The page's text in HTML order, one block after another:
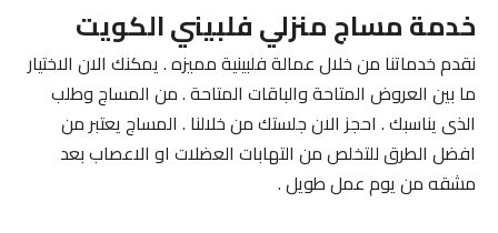
خدمة مساج منزلي فلبيني الكويت
نقدم خدماتنا من خلال عمالة فلبينية مميزه . يمكنك الان الاختيار
ما بين العروض المتاحة والباقات المتاحة . من المساج وطلب
الذى يناسبك . احجز الان جلستك من خلالنا . المساج يعتبر من
افضل الطرق للتخلص من التهابات العضلات او الاعصاب بعد
مشقه من يوم عمل طويل .